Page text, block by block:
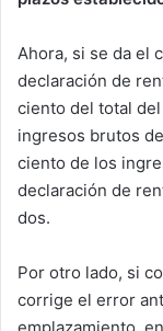
Ahora, si se da el
declaración de
ciento del total
ingresos brutos
ciento de los
declaración de
dos.
Por otro lado, si
corrige el error